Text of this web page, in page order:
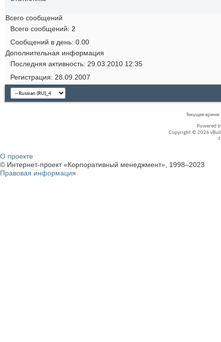
Всего сообщений
Всего сообщений 2
Сообщений в день 0.00
Дополнительная информация
Последняя активность 29.03.2010 12:35
Регистрация 28.09.2007
Текущее время:
Powered
Copyright © 2026
О проекте
© Интернет-проект «Корпоративный менеджмент», 1998–2023
Правовая информация